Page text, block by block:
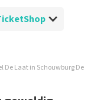
van een review
wij erg belangrijk.
verbeteren en
maken van
De Laat in Schouwburg De